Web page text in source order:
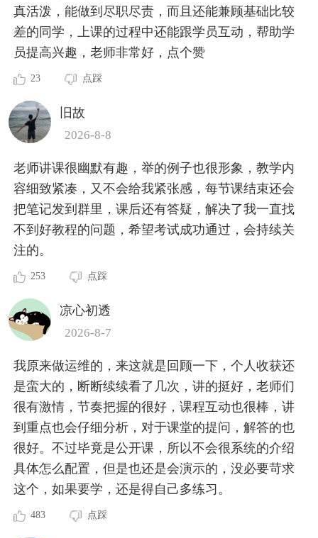
真活泼，能做到尽职尽责，而且还能兼顾基础比较
差的同学，上课的过程中还能跟学员互动，帮助学
员提高兴趣，老师非常好，点个赞
23 点踩
旧故
2026-8-8
老师讲课很幽默有趣，举的例子也很形象，教学内
容细致紧凑，又不会给我紧张感，每节课结束还会
把笔记发到群里，课后还有答疑，解决了我一直找
不到好教程的问题，希望考试成功通过，会持续关
注的。
253 点踩
凉心初透
2026-8-7
我原来做运维的，来这就是回顾一下，个人收获还
是蛮大的，断断续续看了几次，讲的挺好，老师们
很有激情，节奏把握的很好，课程互动也很棒，讲
到重点也会仔细分析，对于课堂的提问，解答的也
很好。不过毕竟是公开课，所以不会很系统的介绍
具体怎么配置，但是也还是会演示的，没必要苛求
这个，如果要学，还是得自己多练习。
483 点踩